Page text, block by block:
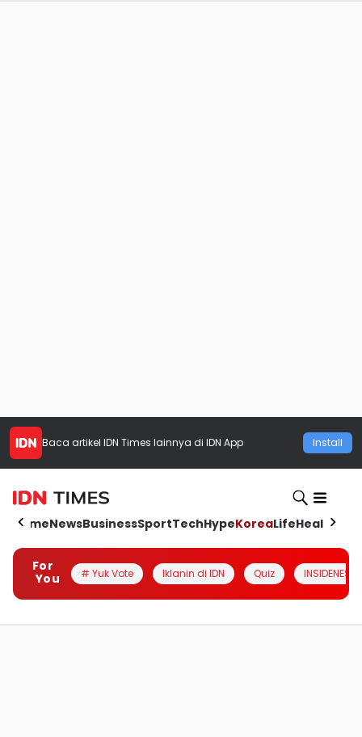
Baca artikel IDN Times lainnya di IDN App Install
HomeNewsBusinessSportTechHypeKoreaLifeHealth
For
You
# Yuk Vote Iklanin di IDN Quiz INSIDENESIA